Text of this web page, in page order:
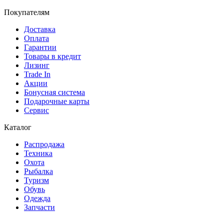
Покупателям
Доставка
Оплата
Гарантии
Товары в кредит
Лизинг
Trade In
Акции
Бонусная система
Подарочные карты
Сервис
Каталог
Распродажа
Техника
Охота
Рыбалка
Туризм
Обувь
Одежда
Запчасти